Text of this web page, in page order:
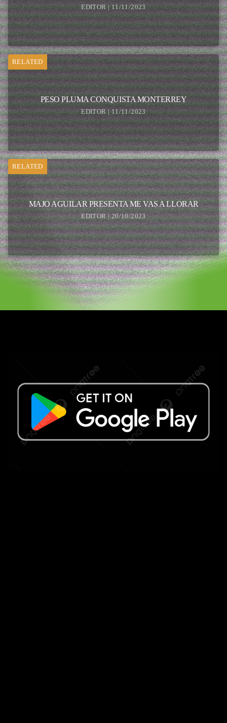
EDITOR | 11/11/2023
RELATED
PESO PLUMA CONQUISTA MONTERREY
EDITOR | 11/11/2023
RELATED
MAJO AGUILAR PRESENTA ME VAS A LLORAR
EDITOR | 20/10/2023